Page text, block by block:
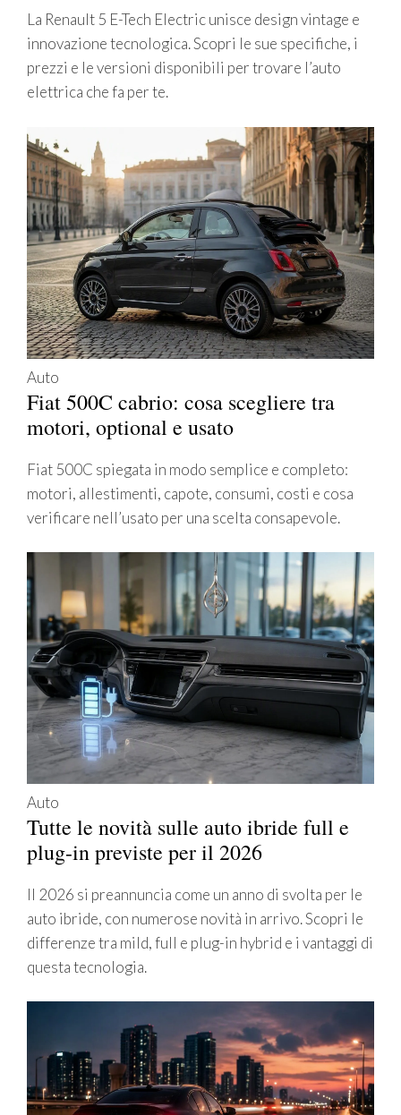
La Renault 5 E-Tech Electric unisce design vintage e
innovazione tecnologica. Scopri le sue specifiche, i
prezzi e le versioni disponibili per trovare l’auto
elettrica che fa per te.
Auto
Fiat 500C cabrio: cosa scegliere tra
motori, optional e usato
Fiat 500C spiegata in modo semplice e completo:
motori, allestimenti, capote, consumi, costi e cosa
verificare nell’usato per una scelta consapevole.
Auto
Tutte le novità sulle auto ibride full e
plug-in previste per il 2026
Il 2026 si preannuncia come un anno di svolta per le
auto ibride, con numerose novità in arrivo. Scopri le
differenze tra mild, full e plug-in hybrid e i vantaggi di
questa tecnologia.